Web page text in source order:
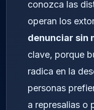
conozca las
operan los
denunciar sin
clave, porque
radica en la
personas
a represalias o